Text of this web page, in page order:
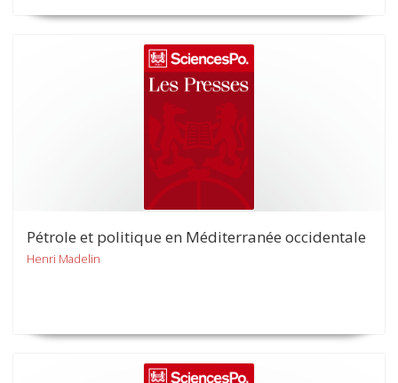
Pétrole et politique en Méditerranée occidentale
Henri Madelin